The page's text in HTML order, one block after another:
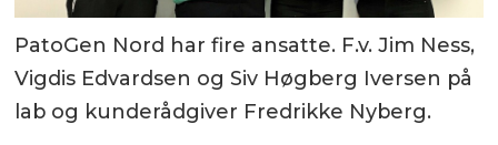
PatoGen Nord har fire ansatte. F.v. Jim Ness,
Vigdis Edvardsen og Siv Høgberg Iversen på
lab og kunderådgiver Fredrikke Nyberg.